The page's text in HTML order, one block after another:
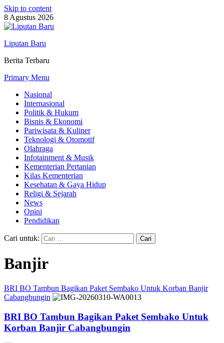
Skip to content
8 Agustus 2026
Liputan Baru
Berita Terbaru
Primary Menu
Nasional
Internasional
Politik & Hukum
Bisnis & Ekonomi
Pariwisata & Kuliner
Teknologi & Otomotif
Olahraga
Infotainment & Musik
Kementerian Pertanian
Kilas Kementerian
Kesehatan & Gaya Hidup
Religi & Sejarah
News
Opini
Pendidikan
Cari untuk:
Banjir
BRI BO Tambun Bagikan Paket Sembako Untuk Korban Banjir
Cabangbungin
BRI BO Tambun Bagikan Paket Sembako Untuk
Korban Banjir Cabangbungin